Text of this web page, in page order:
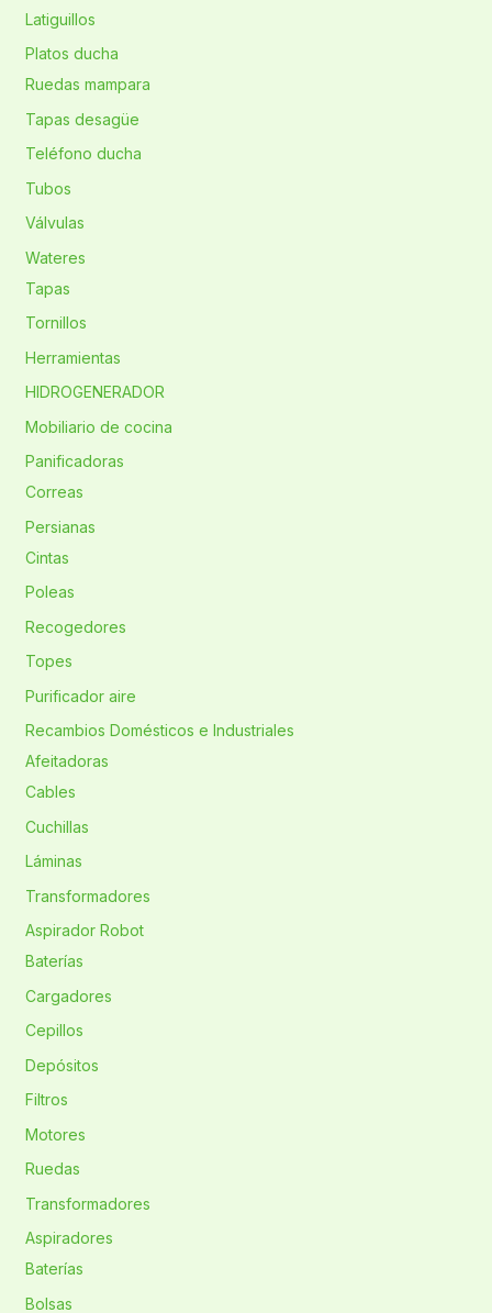
Latiguillos
Platos ducha
Ruedas mampara
Tapas desagüe
Teléfono ducha
Tubos
Válvulas
Wateres
Tapas
Tornillos
Herramientas
HIDROGENERADOR
Mobiliario de cocina
Panificadoras
Correas
Persianas
Cintas
Poleas
Recogedores
Topes
Purificador aire
Recambios Domésticos e Industriales
Afeitadoras
Cables
Cuchillas
Láminas
Transformadores
Aspirador Robot
Baterías
Cargadores
Cepillos
Depósitos
Filtros
Motores
Ruedas
Transformadores
Aspiradores
Baterías
Bolsas